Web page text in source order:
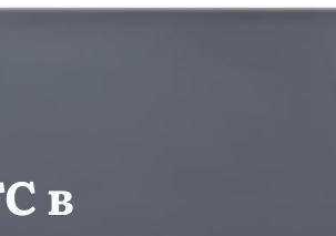
в